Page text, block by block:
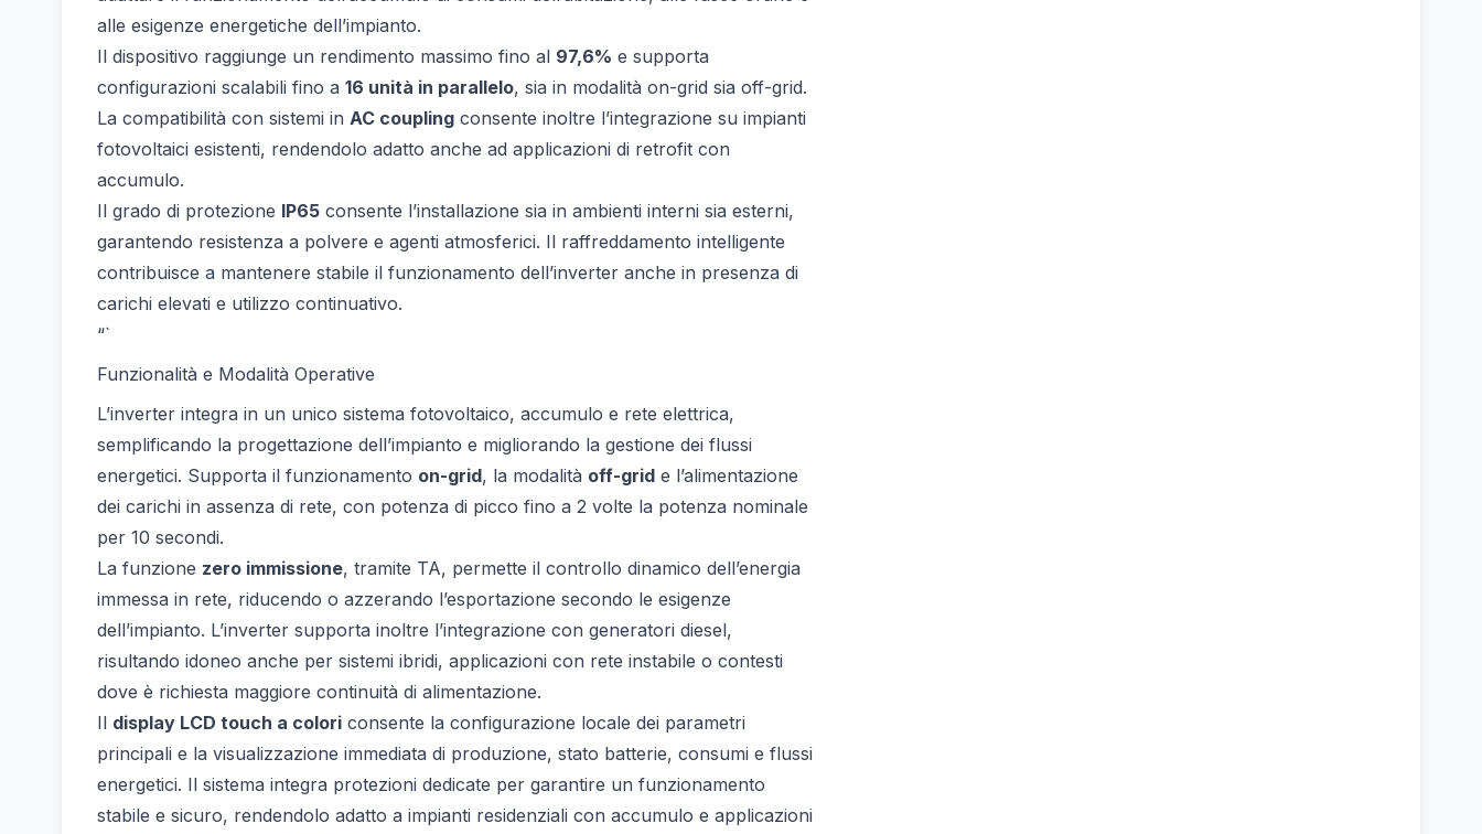
alle esigenze energetiche dell’impianto.
Il dispositivo raggiunge un rendimento massimo fino al 97,6% e supporta
configurazioni scalabili fino a 16 unità in parallelo, sia in modalità on-grid sia off-grid.
La compatibilità con sistemi in AC coupling consente inoltre l’integrazione su impianti
fotovoltaici esistenti, rendendolo adatto anche ad applicazioni di retrofit con
accumulo.
Il grado di protezione IP65 consente l’installazione sia in ambienti interni sia esterni,
garantendo resistenza a polvere e agenti atmosferici. Il raffreddamento intelligente
contribuisce a mantenere stabile il funzionamento dell’inverter anche in presenza di
carichi elevati e utilizzo continuativo.
“`
Funzionalità e Modalità Operative
L’inverter integra in un unico sistema fotovoltaico, accumulo e rete elettrica,
semplificando la progettazione dell’impianto e migliorando la gestione dei flussi
energetici. Supporta il funzionamento on-grid, la modalità off-grid e l’alimentazione
dei carichi in assenza di rete, con potenza di picco fino a 2 volte la potenza nominale
per 10 secondi.
La funzione zero immissione, tramite TA, permette il controllo dinamico dell’energia
immessa in rete, riducendo o azzerando l’esportazione secondo le esigenze
dell’impianto. L’inverter supporta inoltre l’integrazione con generatori diesel,
risultando idoneo anche per sistemi ibridi, applicazioni con rete instabile o contesti
dove è richiesta maggiore continuità di alimentazione.
Il display LCD touch a colori consente la configurazione locale dei parametri
principali e la visualizzazione immediata di produzione, stato batterie, consumi e flussi
energetici. Il sistema integra protezioni dedicate per garantire un funzionamento
stabile e sicuro, rendendolo adatto a impianti residenziali con accumulo e applicazioni